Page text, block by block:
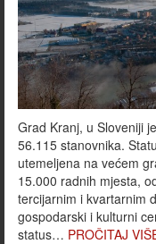
Grad Kranj, u Sloveniji
56.115 stanovnika.
utemeljena na većem
15.000 radnih mjesta,
tercijarnim i kvartarnim
gospodarski i kulturni
status… PROČITAJ